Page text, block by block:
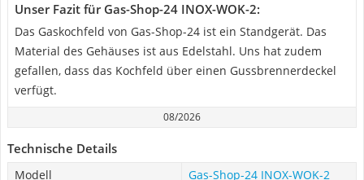
Unser Fazit für Gas-Shop-24 INOX-WOK-2:
Das Gaskochfeld von Gas-Shop-24 ist ein Standgerät. Das
Material des Gehäuses ist aus Edelstahl. Uns hat zudem
gefallen, dass das Kochfeld über einen Gussbrennerdeckel
verfügt.
08/2026
Technische Details
Modell
Gas-Shop-24 INOX-WOK-2